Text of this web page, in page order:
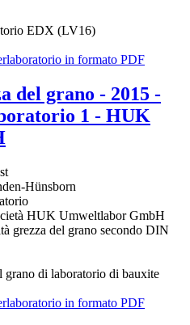
EDX (LV16)
in formato PDF
del grano - 2015 -
1 - HUK
Hünsborn
HUK Umweltlabor GmbH
grezza del grano secondo DIN
grano di laboratorio di bauxite
in formato PDF